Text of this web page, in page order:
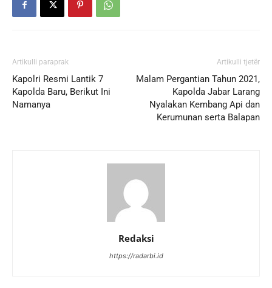
Artikulli paraprak
Kapolri Resmi Lantik 7
Kapolda Baru, Berikut Ini
Namanya
Artikulli tjetër
Malam Pergantian Tahun 2021,
Kapolda Jabar Larang
Nyalakan Kembang Api dan
Kerumunan serta Balapan
Redaksi
https://radarbi.id